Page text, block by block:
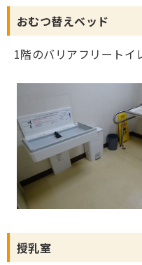
おむつ替えベッド
1階のバリアフリートイ
授乳室